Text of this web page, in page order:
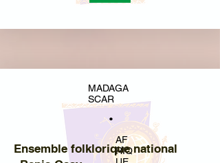
MADAGA
SCAR
•
AF
RIQ
Ensemble folklorique national